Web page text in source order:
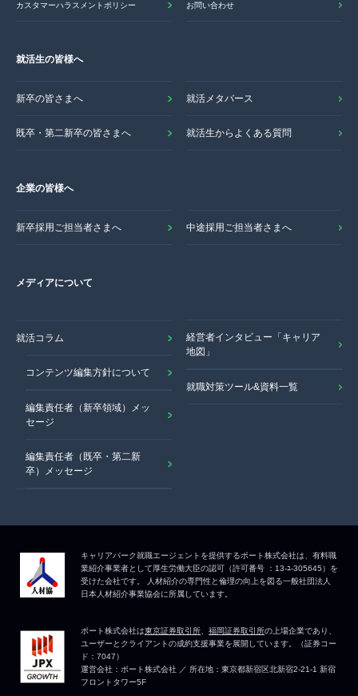
カスタマーハラスメントポリシー お問い合わせ
就活生の皆様へ
新卒の皆さまへ 就活メタバース
既卒・第二新卒の皆さまへ 就活生からよくある質問
企業の皆様へ
新卒採用ご担当者さまへ 中途採用ご担当者さまへ
メディアについて
就活コラム
コンテンツ編集方針について
編集責任者（新卒領域）メッ
セージ
編集責任者（既卒・第二新
卒）メッセージ
経営者インタビュー「キャリア
地図」
就職対策ツール&資料一覧